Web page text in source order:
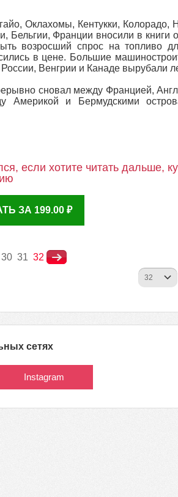
Оклахомы, Кентукки, Колорадо,
Франции вносили в книги
возросший спрос на топливо
в цене. Большие
Венгрии и Канаде вырубали
сновал между Францией,
Америкой и Бермудскими
если хотите читать дальше,
ЗА 199.00 ₽
30 31 32
сетях
Instagram